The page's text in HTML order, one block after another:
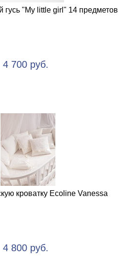
гусь "My little girl" 14 предметов
4 700 руб.
кроватку Ecoline Vanessa
4 800 руб.